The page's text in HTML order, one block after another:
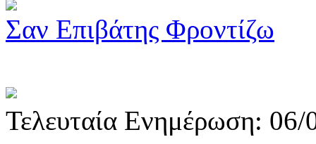
Σαν Επιβάτης Φροντίζω
Τελευταία Ενημέρωση: